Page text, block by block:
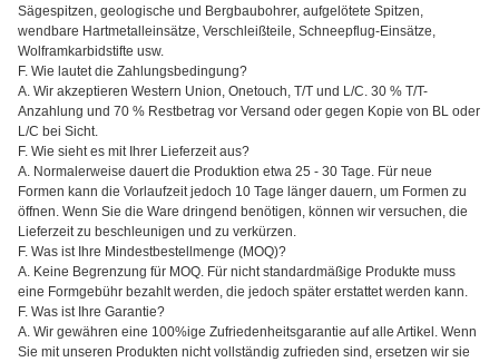
Sägespitzen, geologische und Bergbaubohrer, aufgelötete Spitzen,
wendbare Hartmetalleinsätze, Verschleißteile, Schneepflug-Einsätze,
Wolframkarbidstifte usw.
F. Wie lautet die Zahlungsbedingung?
A. Wir akzeptieren Western Union, Onetouch, T/T und L/C. 30 % T/T-
Anzahlung und 70 % Restbetrag vor Versand oder gegen Kopie von BL oder
L/C bei Sicht.
F. Wie sieht es mit Ihrer Lieferzeit aus?
A. Normalerweise dauert die Produktion etwa 25 - 30 Tage. Für neue
Formen kann die Vorlaufzeit jedoch 10 Tage länger dauern, um Formen zu
öffnen. Wenn Sie die Ware dringend benötigen, können wir versuchen, die
Lieferzeit zu beschleunigen und zu verkürzen.
F. Was ist Ihre Mindestbestellmenge (MOQ)?
A. Keine Begrenzung für MOQ. Für nicht standardmäßige Produkte muss
eine Formgebühr bezahlt werden, die jedoch später erstattet werden kann.
F. Was ist Ihre Garantie?
A. Wir gewähren eine 100%ige Zufriedenheitsgarantie auf alle Artikel. Wenn
Sie mit unseren Produkten nicht vollständig zufrieden sind, ersetzen wir sie